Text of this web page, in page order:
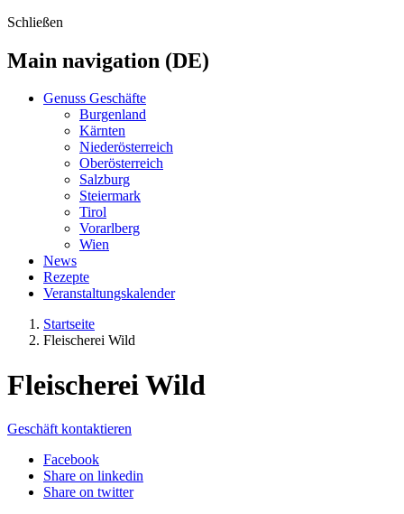
Schließen
Main navigation (DE)
Genuss Geschäfte
Burgenland
Kärnten
Niederösterreich
Oberösterreich
Salzburg
Steiermark
Tirol
Vorarlberg
Wien
News
Rezepte
Veranstaltungskalender
Startseite
Fleischerei Wild
Fleischerei Wild
Geschäft kontaktieren
Facebook
Share on linkedin
Share on twitter